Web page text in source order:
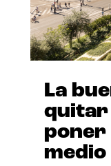
La
quitar
poner
medio